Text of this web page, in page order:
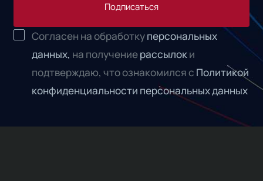
Подписаться
Согласен на обработкуперсональных
данных, на получениерассылоки
подтверждаю, что ознакомился с Политикой
конфиденциальности персональных данных